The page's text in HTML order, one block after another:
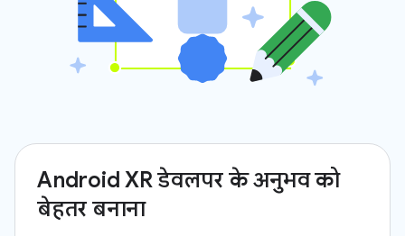
Android XR डेवलपर के अनुभव को
बेहतर बनाना